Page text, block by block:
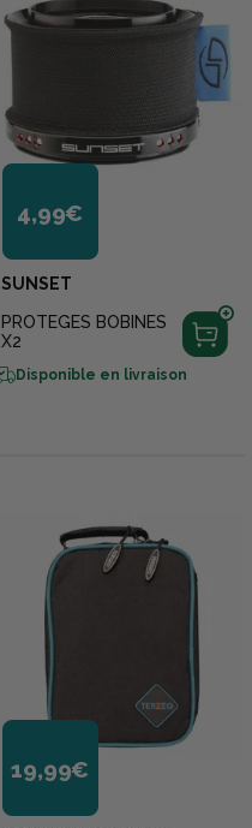
4,99€
SUNSET
PROTEGES BOBINES
X2
Disponible en livraison
19,99€